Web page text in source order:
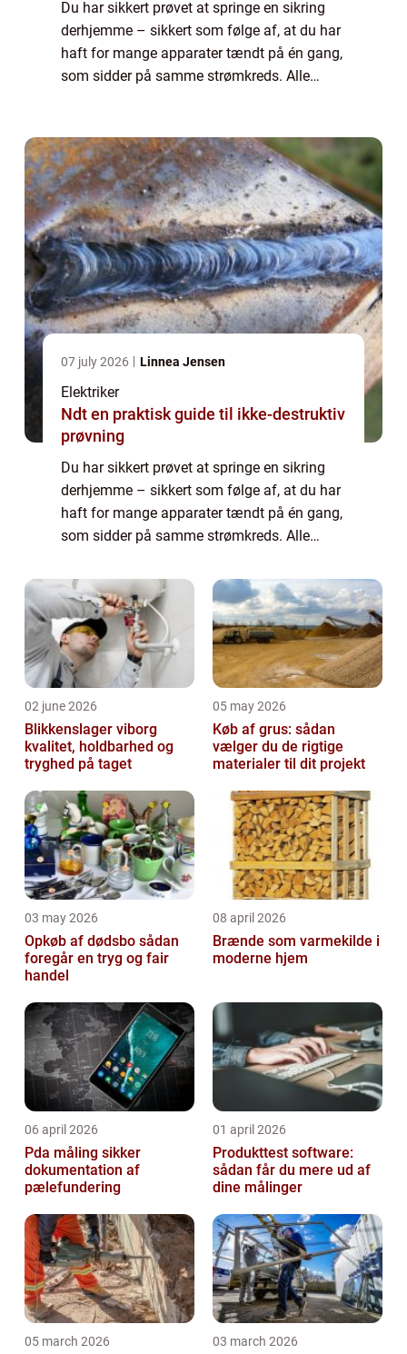
Du har sikkert prøvet at springe en sikring
derhjemme – sikkert som følge af, at du har
haft for mange apparater tændt på én gang,
som sidder på samme strømkreds. Alle
07 july 2026 Linnea Jensen
Elektriker
Ndt en praktisk guide til ikke-destruktiv
prøvning
Du har sikkert prøvet at springe en sikring
derhjemme – sikkert som følge af, at du har
haft for mange apparater tændt på én gang,
som sidder på samme strømkreds. Alle
02 june 2026
Blikkenslager viborg
kvalitet, holdbarhed og
tryghed på taget
05 may 2026
Køb af grus: sådan
vælger du de rigtige
materialer til dit projekt
03 may 2026
Opkøb af dødsbo sådan
foregår en tryg og fair
handel
08 april 2026
Brænde som varmekilde i
moderne hjem
06 april 2026
Pda måling sikker
dokumentation af
pælefundering
01 april 2026
Produkttest software:
sådan får du mere ud af
dine målinger
05 march 2026 03 march 2026